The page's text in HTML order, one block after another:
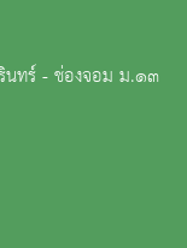
ทร์ - ช่องจอม ม.๑๓